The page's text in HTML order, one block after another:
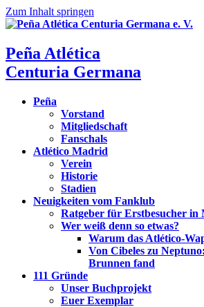
Zum Inhalt springen
Peña Atlética
Centuria Germana
Peña
Vorstand
Mitgliedschaft
Fanschals
Atlético Madrid
Verein
Historie
Stadien
Neuigkeiten vom Fanklub
Ratgeber für Erstbesucher in
Wer weiß denn so etwas?
Warum das Atlético-
Von Cibeles zu
Brunnen fand
111 Gründe
Unser Buchprojekt
Euer Exemplar